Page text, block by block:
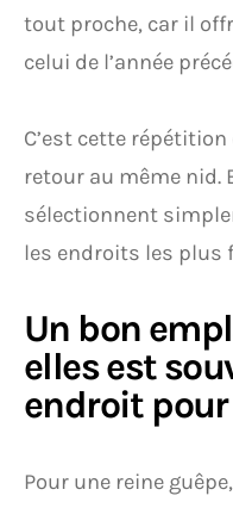
tout proche, car il
celui de l’année
C’est cette
retour au même nid.
sélectionnent
les endroits les plus
Un bon
elles est
endroit
Pour une reine